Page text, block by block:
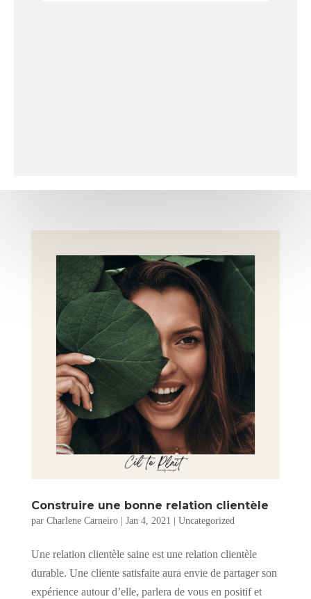
Construire une bonne relation clientèle
par Charlene Carneiro| Jan 4, 2021 Uncategorized
Une relation clientèle saine est une relation clientèle
durable. Une cliente satisfaite aura envie de partager son
expérience autour d’elle, parlera de vous en positif et